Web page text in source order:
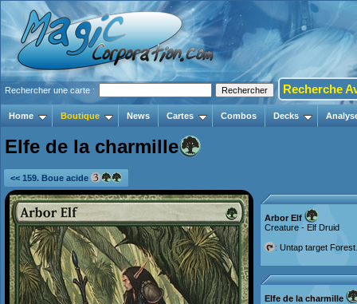
Rechercher une carte : Recherche
Home Boutique News Cartes Combos Decks
Elfe de la charmille
<< 159. Boue acide
Arbor Elf
Creature - Elf Druid
: Untap target Forest.
Elfe de la charmille